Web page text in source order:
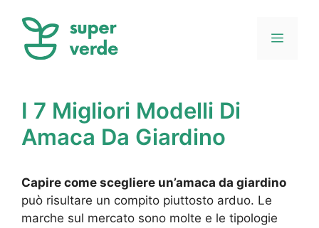
contenuto
Menu
I 7 Migliori Modelli Di
Amaca Da Giardino
Capire come scegliere un’amaca da giardino
può risultare un compito piuttosto arduo. Le
marche sul mercato sono molte e le tipologie